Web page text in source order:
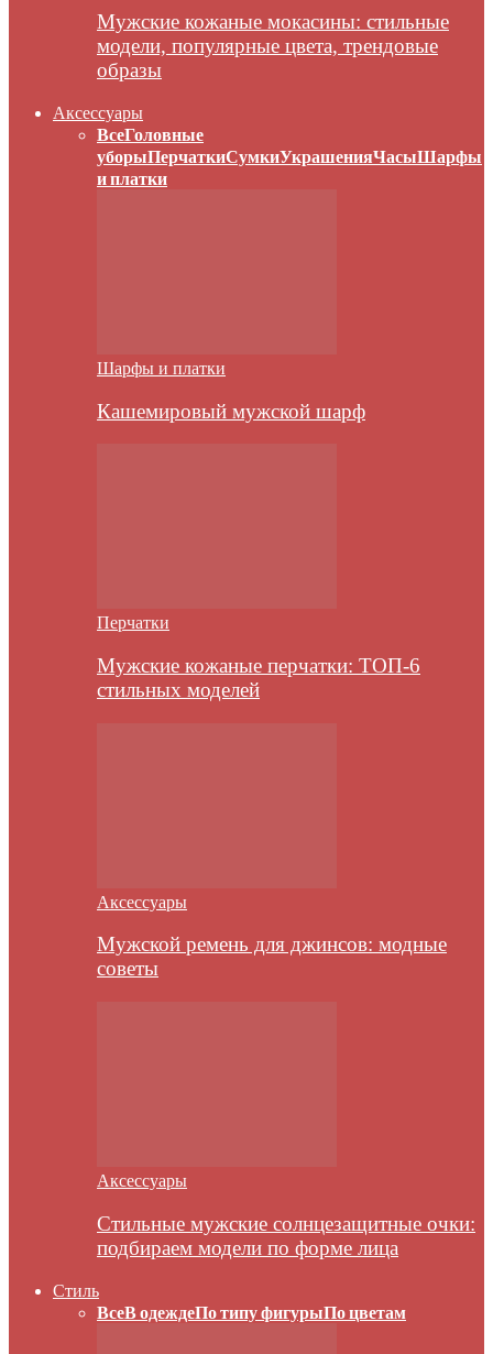
Мужские кожаные мокасины: стильные
модели, популярные цвета, трендовые
образы
Аксессуары
ВсеГоловные
уборыПерчаткиСумкиУкрашенияЧасыШарфы
и платки
Шарфы и платки
Кашемировый мужской шарф
Перчатки
Мужские кожаные перчатки: ТОП-6
стильных моделей
Аксессуары
Мужской ремень для джинсов: модные
советы
Аксессуары
Стильные мужские солнцезащитные очки:
подбираем модели по форме лица
Стиль
ВсеВ одеждеПо типу фигурыПо цветам